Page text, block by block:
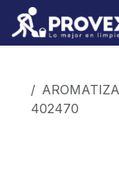
Ir al contenido
402470